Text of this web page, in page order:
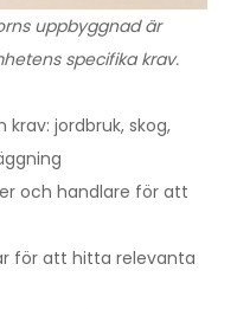
uppbyggnad är
specifika krav.
jordbruk, skog,
och handlare för att
för att hitta relevanta